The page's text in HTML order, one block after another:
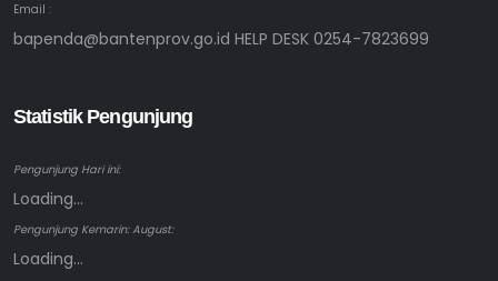
Email :
bapenda@bantenprov.go.id HELP DESK 0254-7823699
Statistik Pengunjung
Pengunjung Hari ini:
Loading...
Pengunjung Kemarin: August:
Loading...